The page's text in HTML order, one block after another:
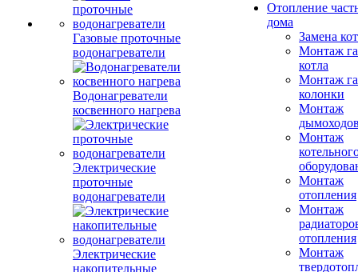
Газовые проточные
водонагреватели
Водонагреватели
косвенного нагрева
Электрические
проточные
водонагреватели
Электрические
накопительные
Отопление
дома
Замена
Монтаж
котла
Монтаж
колонки
Монтаж
Монтаж
Монтаж
отопления
Монтаж
отопления
Монтаж